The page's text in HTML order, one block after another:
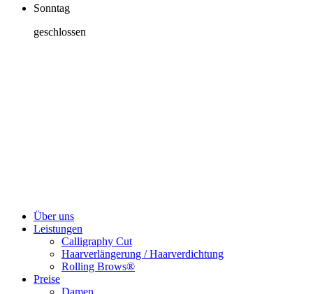
Sonntag
geschlossen
Über uns
Leistungen
Calligraphy Cut
Haarverlängerung / Haarverdichtung
Rolling Brows®
Preise
Damen